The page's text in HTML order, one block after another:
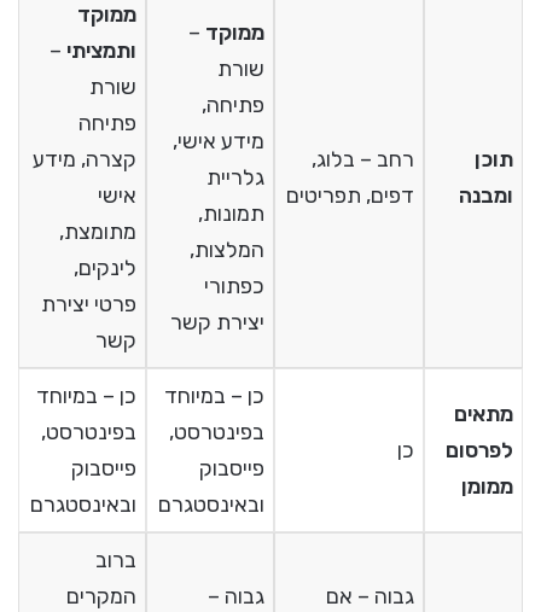
תוכן
ומבנה
רחב – בלוג,
דפים, תפריטים
ממוקד –
שורת
פתיחה,
מידע אישי,
גלריית
תמונות,
המלצות,
כפתורי
יצירת קשר
ממוקד
ותמציתי –
שורת
פתיחה
קצרה, מידע
אישי
מתומצת,
לינקים,
פרטי יצירת
קשר
מתאים
לפרסום
ממומן
כן
כן – במיוחד
בפינטרסט,
פייסבוק
ובאינסטגרם
כן – במיוחד
בפינטרסט,
פייסבוק
ובאינסטגרם
גבוה – אם
גבוה –
ברוב
המקרים